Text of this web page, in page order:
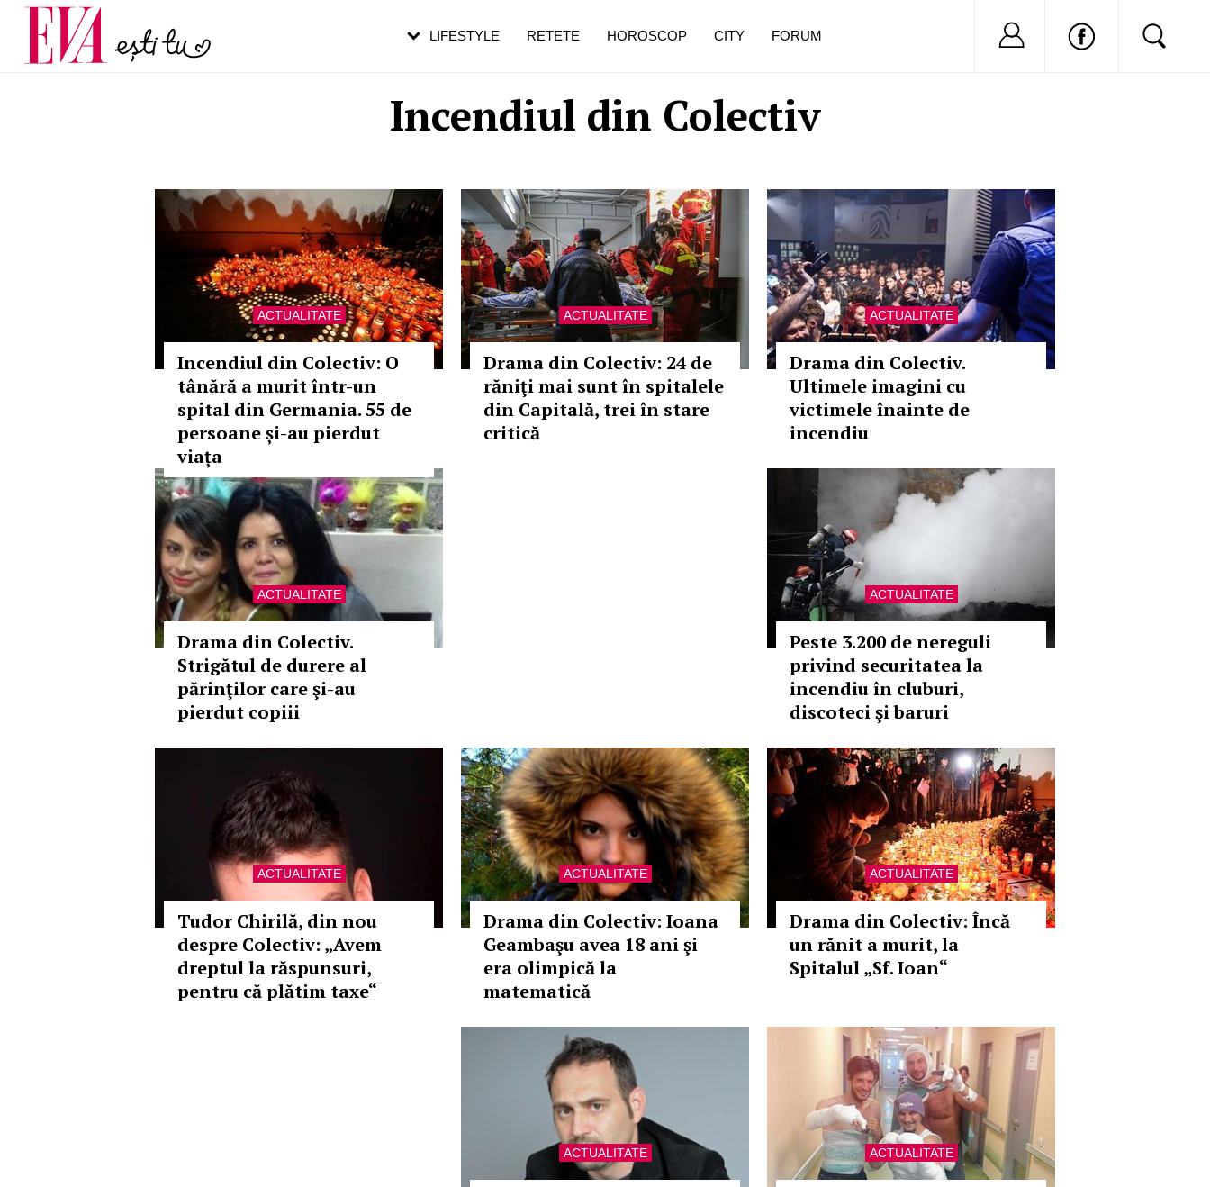
Incendiul din Colectiv
ACTUALITATE
Incendiul din Colectiv: O
tânără a murit într-un
spital din Germania. 55 de
persoane și-au pierdut
viața
ACTUALITATE
Drama din Colectiv: 24 de
răniţi mai sunt în spitalele
din Capitală, trei în stare
critică
ACTUALITATE
Drama din Colectiv.
Ultimele imagini cu
victimele înainte de
incendiu
ACTUALITATE
Drama din Colectiv.
Strigătul de durere al
părinţilor care şi-au
pierdut copiii
ACTUALITATE
Peste 3.200 de nereguli
privind securitatea la
incendiu în cluburi,
discoteci şi baruri
ACTUALITATE
Tudor Chirilă, din nou
despre Colectiv: „Avem
dreptul la răspunsuri,
pentru că plătim taxe“
ACTUALITATE
Drama din Colectiv: Ioana
Geambaşu avea 18 ani şi
era olimpică la
matematică
ACTUALITATE
Drama din Colectiv: Încă
un rănit a murit, la
Spitalul „Sf. Ioan“
ACTUALITATE ACTUALITATE
LIFESTYLE RETETE HOROSCOP CITY FORUM Nu ai cont?
Carieră
Actualitate
pe măsură ce înaintezi în vârstă